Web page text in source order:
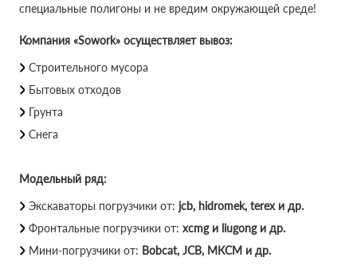
специальные полигоны и не вредим окружающей среде!
Компания «Sowork» осуществляет вывоз:
Строительного мусора
Бытовых отходов
Грунта
Снега
Модельный ряд:
Экскаваторы погрузчики от: jcb, hidromek, terex и др.
Фронтальные погрузчики от: xcmg и liugong и др.
Мини-погрузчики от: Bobcat, JCB, МКСМ и др.